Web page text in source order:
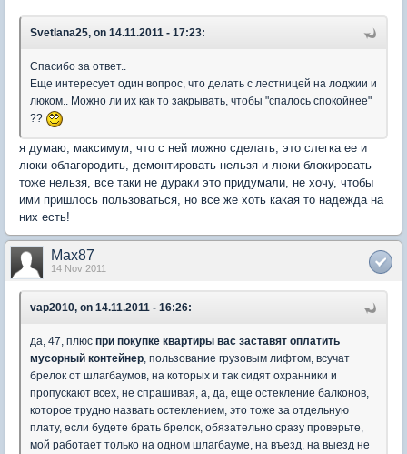
Svetlana25, on 14.11.2011 - 17:23:
Спасибо за ответ..
Еще интересует один вопрос, что делать с лестницей на лоджии и
люком.. Можно ли их как то закрывать, чтобы "спалось спокойнее"
??
я думаю, максимум, что с ней можно сделать, это слегка ее и
люки облагородить, демонтировать нельзя и люки блокировать
тоже нельзя, все таки не дураки это придумали, не хочу, чтобы
ими пришлось пользоваться, но все же хоть какая то надежда на
них есть!
Max87
14 Nov 2011
vap2010, on 14.11.2011 - 16:26:
да, 47, плюс при покупке квартиры вас заставят оплатить
мусорный контейнер, пользование грузовым лифтом, всучат
брелок от шлагбаумов, на которых и так сидят охранники и
пропускают всех, не спрашивая, а, да, еще остекление балконов,
которое трудно назвать остеклением, это тоже за отдельную
плату, если будете брать брелок, обязательно сразу проверьте,
мой работает только на одном шлагбауме, на въезд, на выезд не